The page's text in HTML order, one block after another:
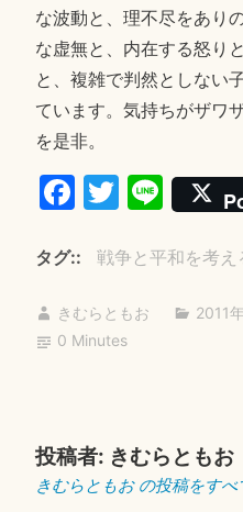
な波動と、理不尽をあり
な虚無と、内在する怒り
と、複雑で判然としない
ています。気持ちがザワ
を是非。
Fa
bo
ok
T
tte
r
Li
ne
タグ: 戦争と平和を考え
きむらともお 2011年
0 Minutes
投稿者: きむらともお
きむらともお の投稿をすべ